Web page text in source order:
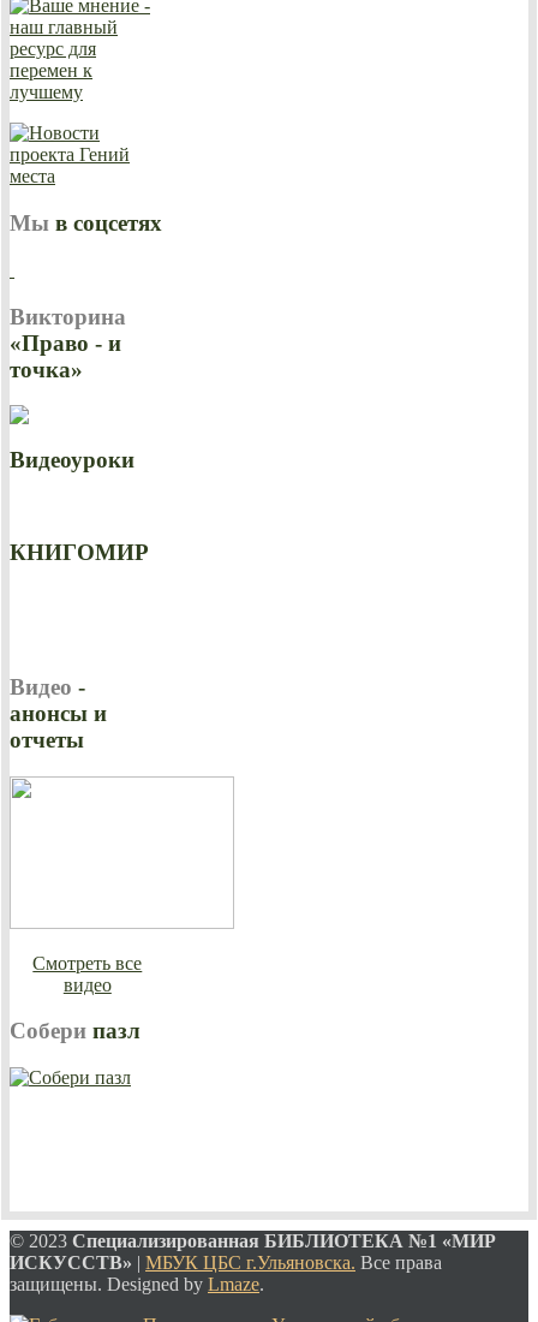
Мы в соцсетях
Викторина
«Право - и
точка»
Видеоуроки
КНИГОМИР
Видео -
анонсы и
отчеты
Смотреть все
видео
Собери пазл
© 2023 Специализированная БИБЛИОТЕКА №1 «МИР
ИСКУССТВ» | МБУК ЦБС г.Ульяновска. Все права
защищены. Designed by Lmaze.